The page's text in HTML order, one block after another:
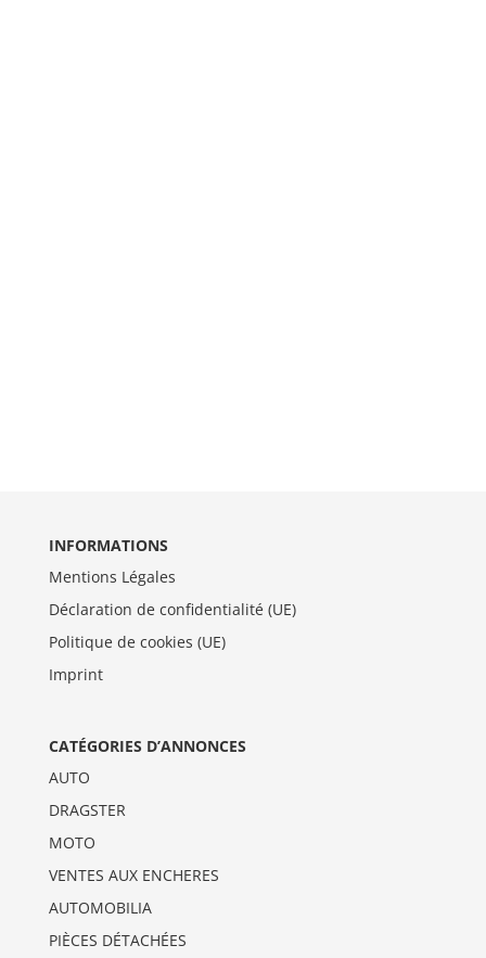
INFORMATIONS
Mentions Légales
Déclaration de confidentialité (UE)
Politique de cookies (UE)
Imprint
CATÉGORIES D’ANNONCES
AUTO
DRAGSTER
MOTO
VENTES AUX ENCHERES
AUTOMOBILIA
PIÈCES DÉTACHÉES